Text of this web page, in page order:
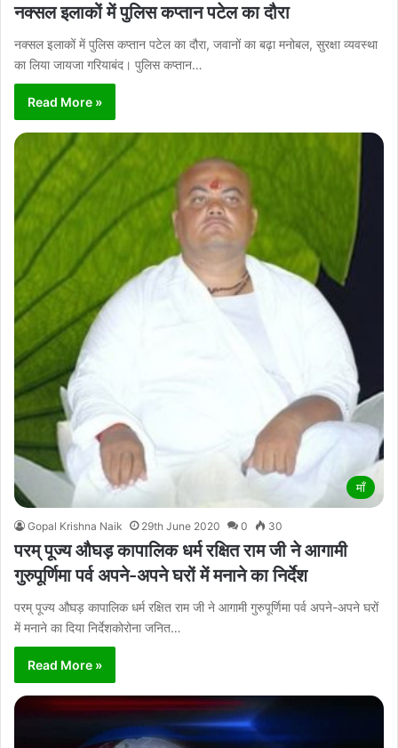
नक्सल इलाकों में पुलिस कप्तान पटेल का दौरा
नक्सल इलाकों में पुलिस कप्तान पटेल का दौरा, जवानों का बढ़ा मनोबल, सुरक्षा व्यवस्था
का लिया जायजा गरियाबंद। पुलिस कप्तान…
Read More »
माँ
Gopal Krishna Naik 29th June 2020 0 30
परम् पूज्य औघड़ कापालिक धर्म रक्षित राम जी ने आगामी
गुरुपूर्णिमा पर्व अपने-अपने घरों में मनाने का निर्देश
परम् पूज्य औघड़ कापालिक धर्म रक्षित राम जी ने आगामी गुरुपूर्णिमा पर्व अपने-अपने घरों
में मनाने का दिया निर्देशकोरोना जनित…
Read More »